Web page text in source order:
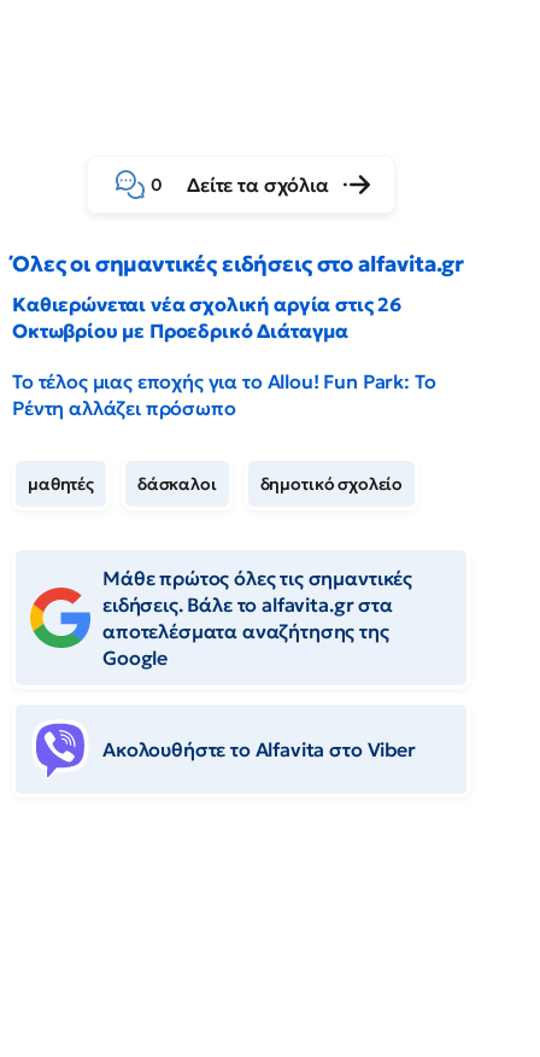
0 Δείτε τα σχόλια
Όλες οι σημαντικές ειδήσεις στο alfavita.gr
Καθιερώνεται νέα σχολική αργία στις 26
Οκτωβρίου με Προεδρικό Διάταγμα
Το τέλος μιας εποχής για το Allou! Fun Park: Το
Ρέντη αλλάζει πρόσωπο
μαθητές δάσκαλοι δημοτικό σχολείο
Μάθε πρώτος όλες τις σημαντικές
ειδήσεις. Βάλε το alfavita.gr στα
αποτελέσματα αναζήτησης της
Google
Ακολουθήστε το Αlfavita στο Viber